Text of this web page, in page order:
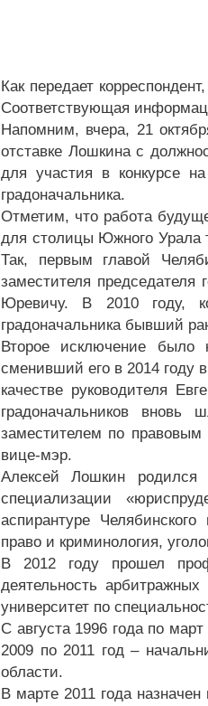
Как передает
Соответствующая
Напомним, вчера, 21
отставке Лошкина с
для участия в конкурсе
градоначальника.
Отметим, что работа
для столицы Южного Урала
Так, первым главой
заместителя
Юревичу. В 2010 году,
градоначальника бывший
Второе исключение было
сменивший его в 2014 году
качестве руководителя
градоначальников
заместителем по
вице-мэр.
Алексей Лошкин
специализации
аспирантуре
право и криминология,
В 2012 году прошел
деятельность
университет по
С августа 1996 года по
2009 по 2011 год –
области.
В марте 2011 года назначен